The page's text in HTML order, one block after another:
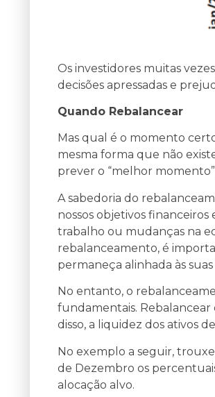
Os investidores muitas
decisões apressadas e
Quando Rebalancear
Mas qual é o momento
mesma forma que não
prever o “melhor
A sabedoria do
nossos objetivos
trabalho ou mudanças na
rebalanceamento, é
permaneça alinhada às suas
No entanto, o
fundamentais.
disso, a liquidez dos ativos
No exemplo a seguir,
de Dezembro os
alocação alvo.